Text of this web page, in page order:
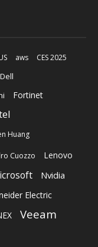
aws
CES 2025
Dell
Fortinet
Huang
Cuozzo Lenovo
Nvidia
Electric
Veeam